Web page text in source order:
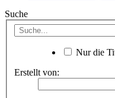
Suche
Nur die
Erstellt von: